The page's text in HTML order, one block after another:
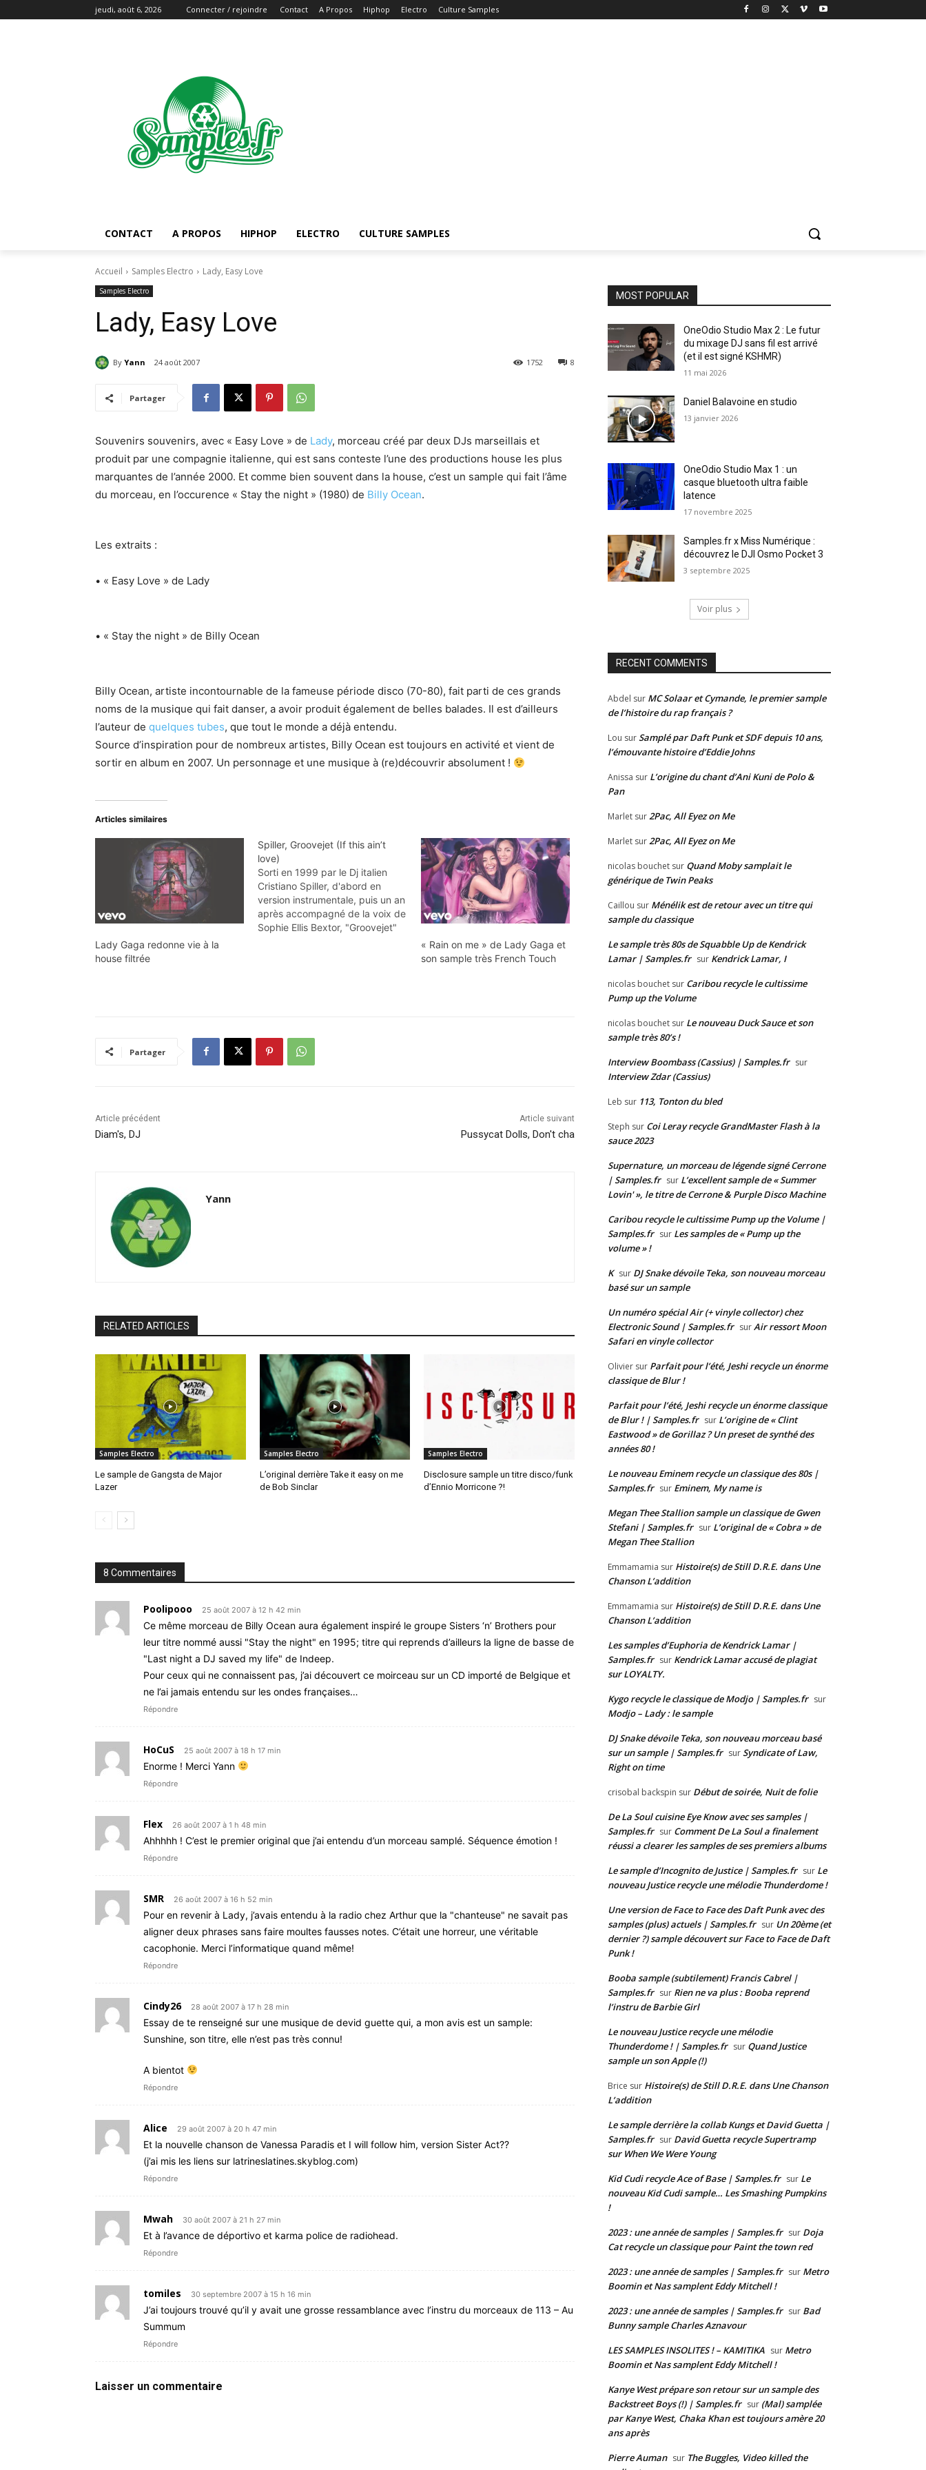
jeudi, août 6, 2026 Connecter / rejoindre Contact A Propos Hiphop Electro Culture Samples
CONTACT A PROPOS HIPHOP ELECTRO CULTURE SAMPLES
Accueil Samples Electro Lady, Easy Love
Samples Electro
Lady, Easy Love
By Yann 24 août 2007 8
1752
Partager
Souvenirs souvenirs, avec « Easy Love » de Lady, morceau créé par deux DJs marseillais et
produit par une compagnie italienne, qui est sans conteste l’une des productions house les plus
marquantes de l’année 2000. Et comme bien souvent dans la house, c’est un sample qui fait l’âme
du morceau, en l’occurence « Stay the night » (1980) de Billy Ocean.
Les extraits :
• « Easy Love » de Lady
• « Stay the night » de Billy Ocean
Billy Ocean, artiste incontournable de la fameuse période disco (70-80), fait parti de ces grands
noms de la musique qui fait danser, a avoir produit également de belles balades. Il est d’ailleurs
l’auteur de quelques tubes, que tout le monde a déjà entendu.
Source d’inspiration pour de nombreux artistes, Billy Ocean est toujours en activité et vient de
sortir en album en 2007. Un personnage et une musique à (re)découvrir absolument !
Articles similaires
Lady Gaga redonne vie à la
house filtrée
Spiller, Groovejet (If this ain’t
love)
Sorti en 1999 par le Dj italien
Cristiano Spiller, d'abord en
version instrumentale, puis un an
après accompagné de la voix de
Sophie Ellis Bextor, "Groovejet"
« Rain on me » de Lady Gaga et
son sample très French Touch
Partager
Article précédent
Diam's, DJ
Article suivant
Pussycat Dolls, Don't cha
Yann
RELATED ARTICLES
Samples Electro
Le sample de Gangsta de Major
Lazer
Samples Electro
L’original derrière Take it easy on me
de Bob Sinclar
Samples Electro
Disclosure sample un titre disco/funk
d’Ennio Morricone ?!
8 Commentaires
Poolipooo 25 août 2007 à 12 h 42 min
Ce même morceau de Billy Ocean aura également inspiré le groupe Sisters ‘n’ Brothers pour
leur titre nommé aussi "Stay the night" en 1995; titre qui reprends d’ailleurs la ligne de basse de
"Last night a DJ saved my life" de Indeep.
Pour ceux qui ne connaissent pas, j’ai découvert ce moirceau sur un CD importé de Belgique et
ne l’ai jamais entendu sur les ondes françaises…
Répondre
HoCuS 25 août 2007 à 18 h 17 min
Enorme ! Merci Yann
Répondre
Flex 26 août 2007 à 1 h 48 min
Ahhhhh ! C’est le premier original que j’ai entendu d’un morceau samplé. Séquence émotion !
Répondre
SMR 26 août 2007 à 16 h 52 min
Pour en revenir à Lady, j’avais entendu à la radio chez Arthur que la "chanteuse" ne savait pas
aligner deux phrases sans faire moultes fausses notes. C’était une horreur, une véritable
cacophonie. Merci l’informatique quand même!
Répondre
Cindy26 28 août 2007 à 17 h 28 min
Essay de te renseigné sur une musique de devid guette qui, a mon avis est un sample:
Sunshine, son titre, elle n’est pas très connu!
A bientot
Répondre
Alice 29 août 2007 à 20 h 47 min
Et la nouvelle chanson de Vanessa Paradis et I will follow him, version Sister Act??
(j’ai mis les liens sur latrineslatines.skyblog.com)
Répondre
Mwah 30 août 2007 à 21 h 27 min
Et à l’avance de déportivo et karma police de radiohead.
Répondre
tomiles 30 septembre 2007 à 15 h 16 min
J’ai toujours trouvé qu’il y avait une grosse ressamblance avec l’instru du morceaux de 113 – Au
Summum
Répondre
Laisser un commentaire
MOST POPULAR
OneOdio Studio Max 2 : Le futur
du mixage DJ sans fil est arrivé
(et il est signé KSHMR)
11 mai 2026
Daniel Balavoine en studio
13 janvier 2026
OneOdio Studio Max 1 : un
casque bluetooth ultra faible
latence
17 novembre 2025
Samples.fr x Miss Numérique :
découvrez le DJI Osmo Pocket 3
3 septembre 2025
Voir plus
RECENT COMMENTS
Abdel sur MC Solaar et Cymande, le premier sample
de l’histoire du rap français ?
Lou surSamplé par Daft Punk et SDF depuis 10 ans,
l’émouvante histoire d’Eddie Johns
Anissa sur L’origine du chant d’Ani Kuni de Polo &
Pan
Marlet sur2Pac, All Eyez on Me
Marlet sur2Pac, All Eyez on Me
nicolas bouchet sur Quand Moby samplait le
générique de Twin Peaks
Caillou sur Ménélik est de retour avec un titre qui
sample du classique
Le sample très 80s de Squabble Up de Kendrick
Lamar | Samples.fr sur Kendrick Lamar, I
nicolas bouchet sur Caribou recycle le cultissime
Pump up the Volume
nicolas bouchet sur Le nouveau Duck Sauce et son
sample très 80’s !
Interview Boombass (Cassius) | Samples.fr sur
Interview Zdar (Cassius)
Leb sur 113, Tonton du bled
Steph sur Coi Leray recycle GrandMaster Flash à la
sauce 2023
Supernature, un morceau de légende signé Cerrone
| Samples.fr sur L’excellent sample de « Summer
Lovin' », le titre de Cerrone & Purple Disco Machine
Caribou recycle le cultissime Pump up the Volume |
Samples.fr sur Les samples de « Pump up the
volume » !
K sur DJ Snake dévoile Teka, son nouveau morceau
basé sur un sample
Un numéro spécial Air (+ vinyle collector) chez
Electronic Sound | Samples.fr surAir ressort Moon
Safari en vinyle collector
Olivier sur Parfait pour l’été, Jeshi recycle un énorme
classique de Blur !
Parfait pour l’été, Jeshi recycle un énorme classique
de Blur ! | Samples.fr sur L’origine de « Clint
Eastwood » de Gorillaz ? Un preset de synthé des
années 80 !
Le nouveau Eminem recycle un classique des 80s |
Samples.fr sur Eminem, My name is
Megan Thee Stallion sample un classique de Gwen
Stefani | Samples.fr sur L’original de « Cobra » de
Megan Thee Stallion
Emmamamia sur Histoire(s) de Still D.R.E. dans Une
Chanson L’addition
Emmamamia sur Histoire(s) de Still D.R.E. dans Une
Chanson L’addition
Les samples d’Euphoria de Kendrick Lamar |
Samples.fr sur Kendrick Lamar accusé de plagiat
sur LOYALTY.
Kygo recycle le classique de Modjo | Samples.fr sur
Modjo – Lady : le sample
DJ Snake dévoile Teka, son nouveau morceau basé
sur un sample | Samples.fr surSyndicate of Law,
Right on time
crisobal backspin sur Début de soirée, Nuit de folie
De La Soul cuisine Eye Know avec ses samples |
Samples.fr sur Comment De La Soul a finalement
réussi a clearer les samples de ses premiers albums
Le sample d’Incognito de Justice | Samples.fr sur Le
nouveau Justice recycle une mélodie Thunderdome !
Une version de Face to Face des Daft Punk avec des
samples (plus) actuels | Samples.fr sur Un 20ème (et
dernier ?) sample découvert sur Face to Face de Daft
Punk !
Booba sample (subtilement) Francis Cabrel |
Samples.fr sur Rien ne va plus : Booba reprend
l’instru de Barbie Girl
Le nouveau Justice recycle une mélodie
Thunderdome ! | Samples.fr sur Quand Justice
sample un son Apple (!)
Brice sur Histoire(s) de Still D.R.E. dans Une Chanson
L’addition
Le sample derrière la collab Kungs et David Guetta |
Samples.fr sur David Guetta recycle Supertramp
sur When We Were Young
Kid Cudi recycle Ace of Base | Samples.fr sur Le
nouveau Kid Cudi sample… Les Smashing Pumpkins
!
2023 : une année de samples | Samples.fr sur Doja
Cat recycle un classique pour Paint the town red
2023 : une année de samples | Samples.fr sur Metro
Boomin et Nas samplent Eddy Mitchell !
2023 : une année de samples | Samples.fr sur Bad
Bunny sample Charles Aznavour
LES SAMPLES INSOLITES ! – KAMITIKA sur Metro
Boomin et Nas samplent Eddy Mitchell !
Kanye West prépare son retour sur un sample des
Backstreet Boys (!) | Samples.fr sur (Mal) samplée
par Kanye West, Chaka Khan est toujours amère 20
ans après
Pierre Auman sur The Buggles, Video killed the